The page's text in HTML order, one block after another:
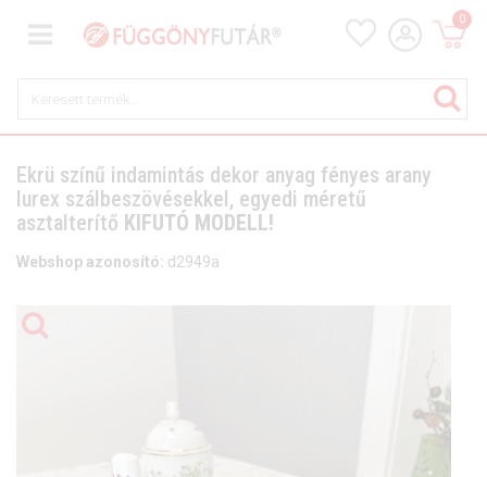
0
Ekrü színű indamintás dekor anyag fényes arany
lurex szálbeszövésekkel, egyedi méretű
asztalterítő KIFUTÓ MODELL!
Webshop azonosító: d2949a